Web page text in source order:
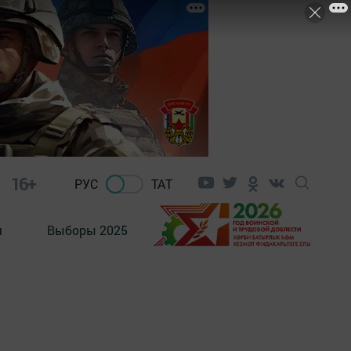
16+ РУС ТАТ
Выборы 2025